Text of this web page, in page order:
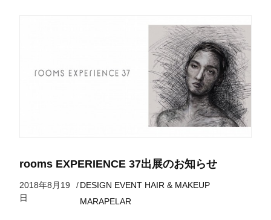
rooms EXPERIENCE 37出展のお知らせ
2018年8月19
日
/ DESIGN EVENT HAIR & MAKEUP
MARAPELAR